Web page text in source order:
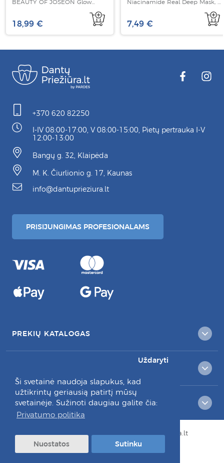
Ši svetainė naudoja slapukus, kad
užtikrintų geriausią patirtį mūsų
svetainėje. Sužinoti daugiau galite čia:
Privatumo politika
Uždaryti
Nuostatos Sutinku
BEAUTY OF JOSEON Glow
18,99 €
Niacinamide Real Deep Mask, 1
7,49 €
+370 620 82250
I-IV 08:00-17:00, V 08:00-15:00, Pietų pertrauka I-V
12:00-13:00
Bangų g. 32, Klaipėda
M. K. Čiurlionio g. 17, Kaunas
info@dantuprieziura.lt
PRISIJUNGIMAS PROFESIONALAMS
PREKIŲ KATALOGAS
RAŠYKITE MUMS:
© Visos teisės saugomos 2026 dantuprieziura.lt